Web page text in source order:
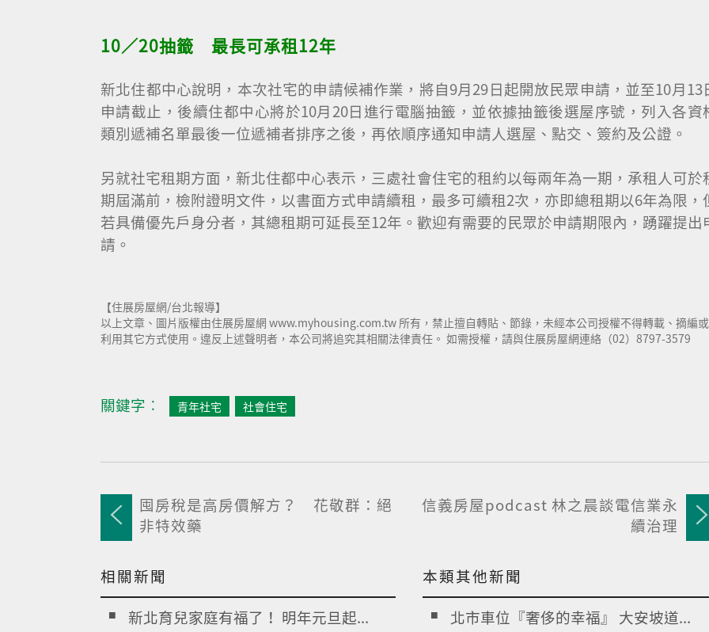
10／20抽籤 最長可承租12年
新北住都中心說明，本次社宅的申請候補作業，將自9月29日起開放民眾申請，並至10月13
申請截止，後續住都中心將於10月20日進行電腦抽籤，並依據抽籤後選屋序號，列入各資
類別遞補名單最後一位遞補者排序之後，再依順序通知申請人選屋、點交、簽約及公證。
另就社宅租期方面，新北住都中心表示，三處社會住宅的租約以每兩年為一期，承租人可於
期屆滿前，檢附證明文件，以書面方式申請續租，最多可續租2次，亦即總租期以6年為限，
若具備優先戶身分者，其總租期可延長至12年。歡迎有需要的民眾於申請期限內，踴躍提出
請。
【住展房屋網/台北報導】
以上文章、圖片版權由住展房屋網 www.myhousing.com.tw 所有，禁止擅自轉貼、節錄，未經本公司授權不得轉載、摘編或
利用其它方式使用。違反上述聲明者，本公司將追究其相關法律責任。 如需授權，請與住展房屋網連絡（02）8797-3579
關鍵字︰ 青年社宅 社會住宅
囤房稅是高房價解方？ 花敬群：絕
非特效藥
信義房屋podcast 林之晨談電信業永
續治理
相關新聞
新北育兒家庭有福了！ 明年元旦起...
本類其他新聞
北市車位『奢侈的幸福』 大安坡道...